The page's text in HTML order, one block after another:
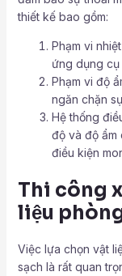
thiết kế bao gồm:
Phạm vi
ứng dụng cụ
Phạm vi độ
ngăn chặn
Hệ thống
độ và độ ẩm
điều kiện
Thi công
liệu
Việc lựa chọn vật
sạch là rất quan